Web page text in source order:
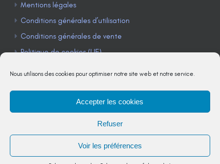
Nous utilisons des cookies pour optimiser notre site web et notre service.
Accepter les cookies
Refuser
Voir les préférences
Mentions légales
Conditions générales d’utilisation
Conditions générales de vente
Politique de cookies (UE)
TÉLÉPHONE : 04 90 85 22 98